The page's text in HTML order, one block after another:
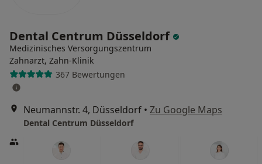
Dental Centrum Düsseldorf
Medizinisches Versorgungszentrum
Zahnarzt, Zahn-Klinik
367 Bewertungen
Neumannstr. 4, Düsseldorf • Zu Google Maps
Dental Centrum Düsseldorf